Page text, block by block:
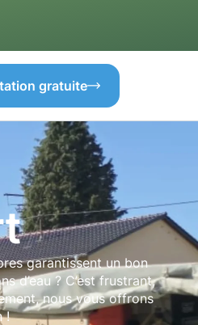
gratuite
garantissent un bon
d’eau ? C’est frustrant,
nous vous offrons
!